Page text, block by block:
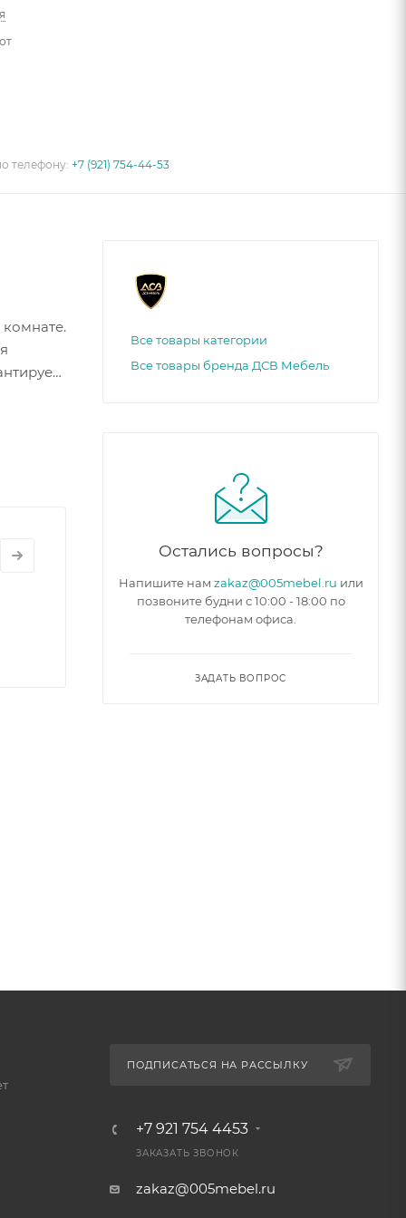
телефону:+7 (921) 754-44-53
Все товары категории
Все товары бренда ДСВ Мебель
Остались вопросы?
Напишите нам zakaz@005mebel.ru или
позвоните будни с 10:00 - 18:00 по
телефонам офиса.
ЗАДАТЬ ВОПРОС
ПОДПИСАТЬСЯ НА РАССЫЛКУ
+7 921 754 4453
ЗАКАЗАТЬ ЗВОНОК
zakaz@005mebel.ru